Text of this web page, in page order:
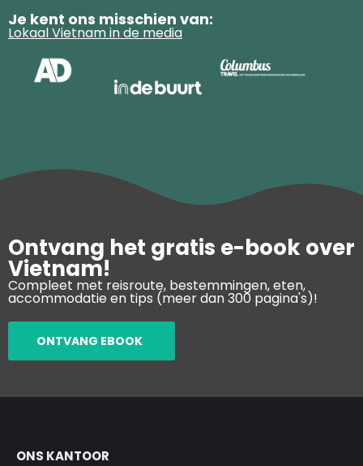
Je kent ons misschien van:
Lokaal Vietnam in de media
Ontvang het gratis e-book over
Vietnam!
Compleet met reisroute, bestemmingen, eten,
accommodatie en tips (meer dan 300 pagina's)!
ONTVANG EBOOK
ONS KANTOOR